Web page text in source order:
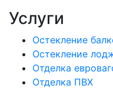
Услуги
Остекление
Остекление
Отделка
Отделка ПВХ